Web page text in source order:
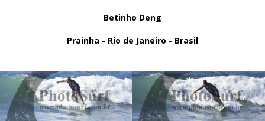
Betinho Deng
Prainha - Rio de Janeiro - Brasil